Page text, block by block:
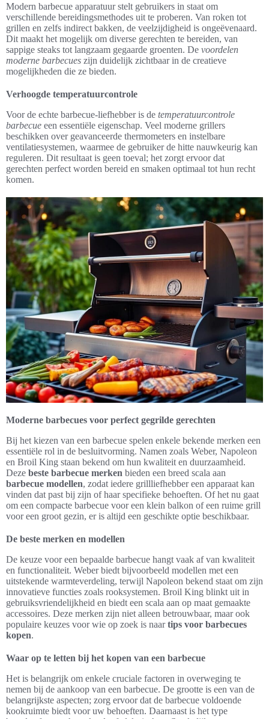
Modern barbecue apparatuur stelt gebruikers in staat om
verschillende bereidingsmethodes uit te proberen. Van roken tot
grillen en zelfs indirect bakken, de veelzijdigheid is ongeëvenaard.
Dit maakt het mogelijk om diverse gerechten te bereiden, van
sappige steaks tot langzaam gegaarde groenten. De voordelen
moderne barbecues zijn duidelijk zichtbaar in de creatieve
mogelijkheden die ze bieden.
Verhoogde temperatuurcontrole
Voor de echte barbecue-liefhebber is de temperatuurcontrole
barbecue een essentiële eigenschap. Veel moderne grillers
beschikken over geavanceerde thermometers en instelbare
ventilatiesystemen, waarmee de gebruiker de hitte nauwkeurig kan
reguleren. Dit resultaat is geen toeval; het zorgt ervoor dat
gerechten perfect worden bereid en smaken optimaal tot hun recht
komen.
Moderne barbecues voor perfect gegrilde gerechten
Bij het kiezen van een barbecue spelen enkele bekende merken een
essentiële rol in de besluitvorming. Namen zoals Weber, Napoleon
en Broil King staan bekend om hun kwaliteit en duurzaamheid.
Deze beste barbecue merken bieden een breed scala aan
barbecue modellen, zodat iedere grillliefhebber een apparaat kan
vinden dat past bij zijn of haar specifieke behoeften. Of het nu gaat
om een compacte barbecue voor een klein balkon of een ruime grill
voor een groot gezin, er is altijd een geschikte optie beschikbaar.
De beste merken en modellen
De keuze voor een bepaalde barbecue hangt vaak af van kwaliteit
en functionaliteit. Weber biedt bijvoorbeeld modellen met een
uitstekende warmteverdeling, terwijl Napoleon bekend staat om zijn
innovatieve functies zoals rooksystemen. Broil King blinkt uit in
gebruiksvriendelijkheid en biedt een scala aan op maat gemaakte
accessoires. Deze merken zijn niet alleen betrouwbaar, maar ook
populaire keuzes voor wie op zoek is naartips voor barbecues
kopen.
Waar op te letten bij het kopen van een barbecue
Het is belangrijk om enkele cruciale factoren in overweging te
nemen bij de aankoop van een barbecue. De grootte is een van de
belangrijkste aspecten; zorg ervoor dat de barbecue voldoende
kookruimte biedt voor uw behoeften. Daarnaast is het type